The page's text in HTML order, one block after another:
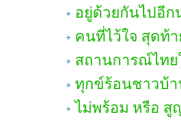
อยู่ด้วยกันไปอีก
คนที่ไว้ใจ สุดท้
สถานการณ์ไท
ทุกข์ร้อนชาวบ้า
ไม่พร้อม หรือ สู